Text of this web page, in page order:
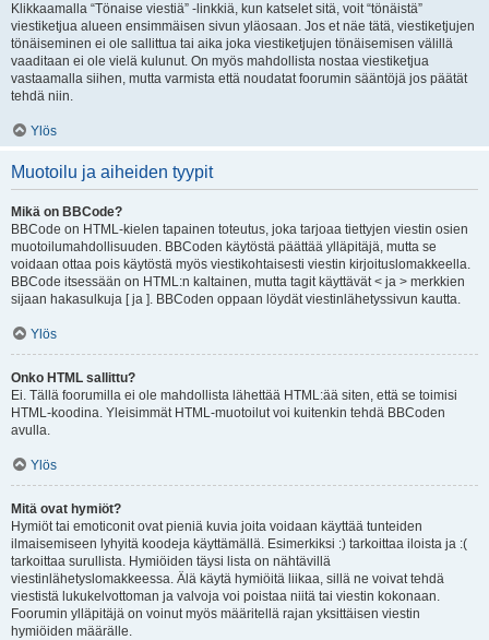
Klikkaamalla “Tönaise viestiä” -linkkiä, kun katselet sitä, voit “tönäistä”
viestiketjua alueen ensimmäisen sivun yläosaan. Jos et näe tätä, viestiketjujen
tönäiseminen ei ole sallittua tai aika joka viestiketjujen tönäisemisen välillä
vaaditaan ei ole vielä kulunut. On myös mahdollista nostaa viestiketjua
vastaamalla siihen, mutta varmista että noudatat foorumin sääntöjä jos päätät
tehdä niin.
Ylös
Muotoilu ja aiheiden tyypit
Mikä on BBCode?
BBCode on HTML-kielen tapainen toteutus, joka tarjoaa tiettyjen viestin osien
muotoilumahdollisuuden. BBCoden käytöstä päättää ylläpitäjä, mutta se
voidaan ottaa pois käytöstä myös viestikohtaisesti viestin kirjoituslomakkeella.
BBCode itsessään on HTML:n kaltainen, mutta tagit käyttävät < ja > merkkien
sijaan hakasulkuja [ ja ]. BBCoden oppaan löydät viestinlähetyssivun kautta.
Ylös
Onko HTML sallittu?
Ei. Tällä foorumilla ei ole mahdollista lähettää HTML:ää siten, että se toimisi
HTML-koodina. Yleisimmät HTML-muotoilut voi kuitenkin tehdä BBCoden
avulla.
Ylös
Mitä ovat hymiöt?
Hymiöt tai emoticonit ovat pieniä kuvia joita voidaan käyttää tunteiden
ilmaisemiseen lyhyitä koodeja käyttämällä. Esimerkiksi :) tarkoittaa iloista ja :(
tarkoittaa surullista. Hymiöiden täysi lista on nähtävillä
viestinlähetyslomakkeessa. Älä käytä hymiöitä liikaa, sillä ne voivat tehdä
viestistä lukukelvottoman ja valvoja voi poistaa niitä tai viestin kokonaan.
Foorumin ylläpitäjä on voinut myös määritellä rajan yksittäisen viestin
hymiöiden määrälle.